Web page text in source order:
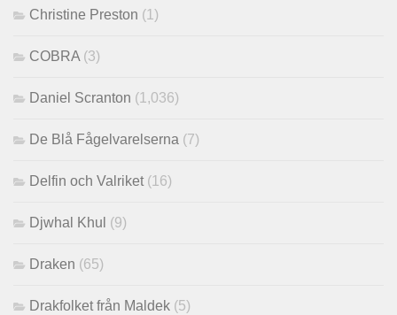
Christine Preston (1)
COBRA(3)
Daniel Scranton (1,036)
De Blå Fågelvarelserna (7)
Delfin och Valriket(16)
Djwhal Khul (9)
Draken (65)
Drakfolket från Maldek (5)